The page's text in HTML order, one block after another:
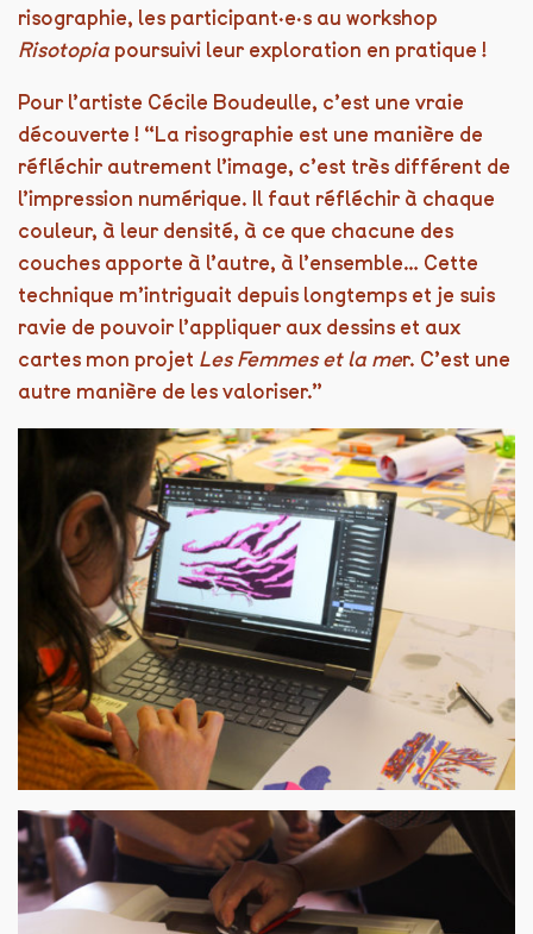
risographie, les participant·e·s au workshop
Risotopia poursuivi leur exploration en pratique !
Pour l’artiste Cécile Boudeulle, c’est une vraie
découverte ! “La risographie est une manière de
réfléchir autrement l’image, c’est très différent de
l’impression numérique. Il faut réfléchir à chaque
couleur, à leur densité, à ce que chacune des
couches apporte à l’autre, à l’ensemble… Cette
technique m’intriguait depuis longtemps et je suis
ravie de pouvoir l’appliquer aux dessins et aux
cartes mon projet Les Femmes et la mer. C’est une
autre manière de les valoriser.”